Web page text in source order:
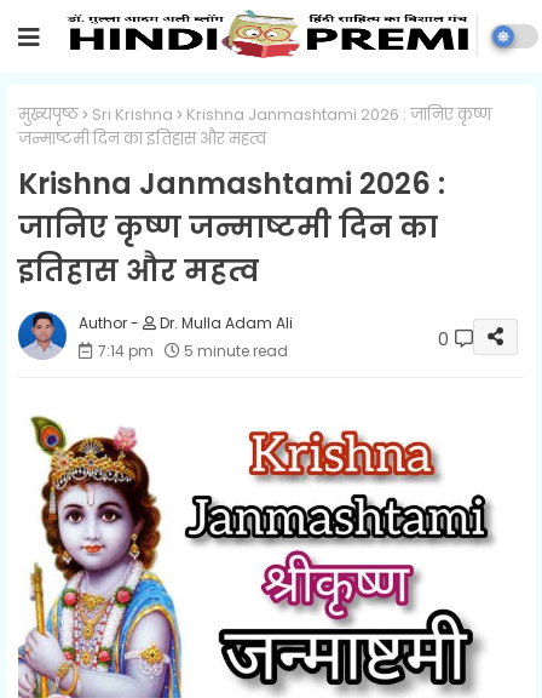
मुख्यपृष्ठ Sri Krishna
Krishna Janmashtami 2026 : जानिए कृष्ण
जन्माष्टमी दिन का इतिहास और महत्व
Krishna Janmashtami 2026 :
जानिए कृष्ण जन्माष्टमी दिन का
इतिहास और महत्व
Dr. Mulla Adam Ali
7:14 pm
5 minute read 0